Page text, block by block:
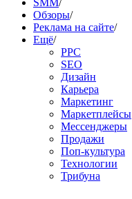
SMM/
Обзоры/
Реклама на сайте/
Ещё/
PPC
SEO
Дизайн
Карьера
Маркетинг
Маркетплейсы
Мессенджеры
Продажи
Поп-культура
Технологии
Трибуна